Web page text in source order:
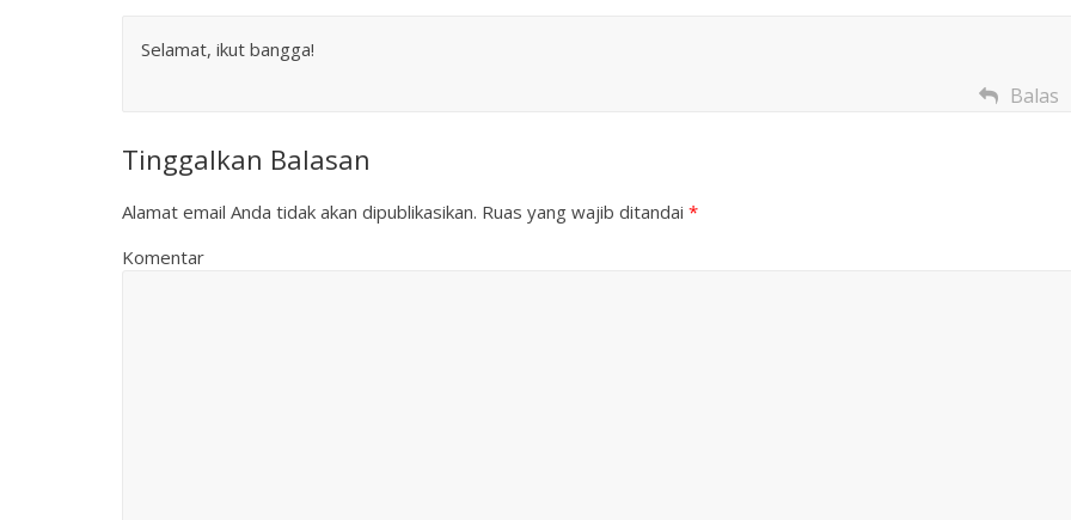
Selamat, ikut bangga!
Balas
Tinggalkan Balasan
Alamat email Anda tidak akan dipublikasikan. Ruas yang wajib ditandai *
Komentar